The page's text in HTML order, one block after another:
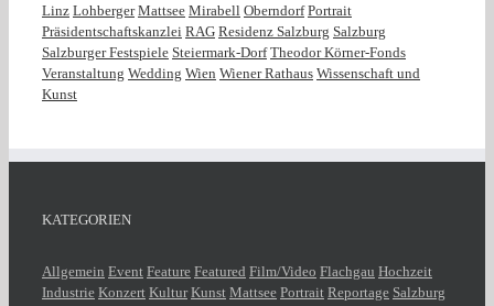
Linz Lohberger Mattsee Mirabell Oberndorf Portrait
Präsidentschaftskanzlei RAG Residenz Salzburg Salzburg
Salzburger Festspiele Steiermark-Dorf Theodor Körner-Fonds
Veranstaltung Wedding Wien Wiener Rathaus Wissenschaft und
Kunst
KATEGORIEN
Allgemein Event Feature Featured Film/Video Flachgau Hochzeit
Industrie Konzert Kultur Kunst Mattsee Portrait Reportage Salzburg